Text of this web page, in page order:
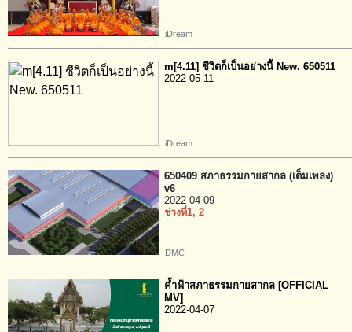
iDream
m[4.11] ชีวิตก็เป็นอย่างนี้ New. 650511
2022-05-11
iDream
650409 สภาธรรมกายสากล (เต็มเพลง)
v6
2022-04-09
ช่วงที่1, 2
DMC
ค้ำฟ้าสภาธรรมกายสากล [OFFICIAL
MV]
2022-04-07